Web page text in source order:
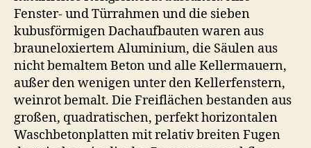
Fenster- und Türrahmen und die sieben
kubusförmigen Dachaufbauten waren aus
brauneloxiertem Aluminium, die Säulen aus
nicht bemaltem Beton und alle Kellermauern,
außer den wenigen unter den Kellerfenstern,
weinrot bemalt. Die Freiflächen bestanden aus
großen, quadratischen, perfekt horizontalen
Waschbetonplatten mit relativ breiten Fugen